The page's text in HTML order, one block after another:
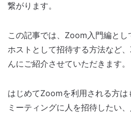
繋がります。
この記事では、Zoom入門編と
ホストとして招待する方法など
んにご紹介させていただきます。
はじめてZoomを利用される方は
ミーティングに人を招待したい